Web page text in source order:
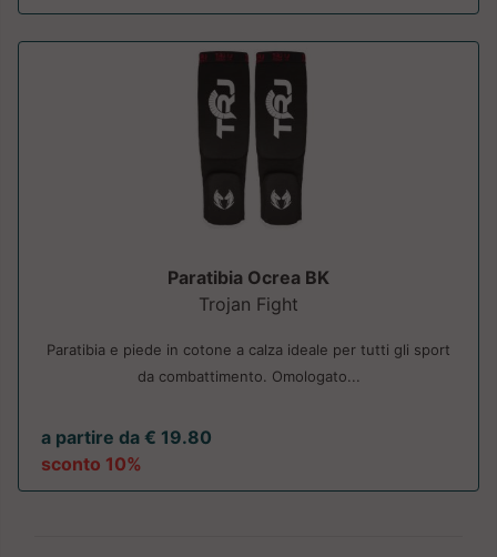
Paratibia Ocrea BK
Trojan Fight
Paratibia e piede in cotone a calza ideale per tutti gli sport
da combattimento. Omologato...
a partire da € 19.80
sconto 10%